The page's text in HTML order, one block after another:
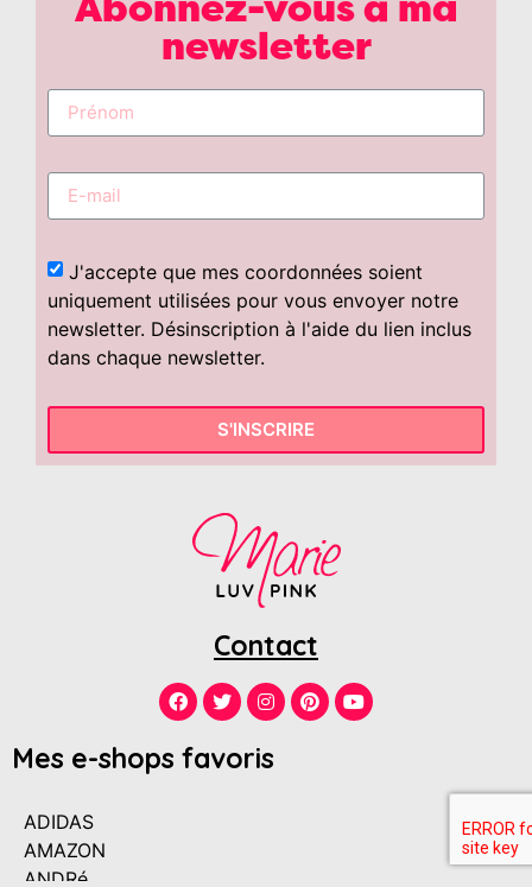
newsletter
J'accepte que mes coordonnées soient
uniquement utilisées pour vous envoyer notre
newsletter. Désinscription à l'aide du lien inclus
dans chaque newsletter.
S'INSCRIRE
Contact
Mes e-shops favoris
ADIDAS
AMAZON
ANDRé